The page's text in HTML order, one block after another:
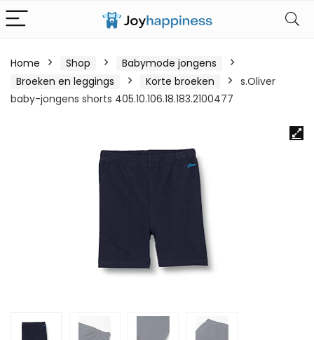
Home Shop
Babymode jongens
Broeken en leggings
Korte broeken
s.Oliver
baby-jongens shorts 405.10.106.18.183.2100477